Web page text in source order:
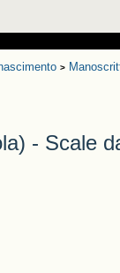
>
- Scale